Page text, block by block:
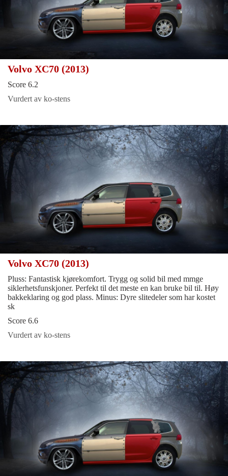
Volvo XC70 (2013)
Score 6.2
Vurdert av ko-stens
Volvo XC70 (2013)
Pluss: Fantastisk kjørekomfort. Trygg og solid bil med mmge
siklerhetsfunskjoner. Perfekt til det meste en kan bruke bil til. Høy
bakkeklaring og god plass. Minus: Dyre slitedeler som har kostet
sk
Score 6.6
Vurdert av ko-stens